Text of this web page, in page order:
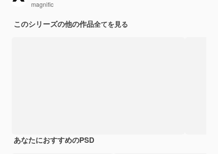
magnific
このシリーズの他の作品全てを見る
あなたにおすすめのPSD